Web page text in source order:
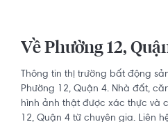
Về Phường 12,
Thông tin thị trường bất động
Phường 12, Quận 4. Nhà đất,
hình ảnh thật được xác thực và
12, Quận 4 từ chuyên gia. Liên